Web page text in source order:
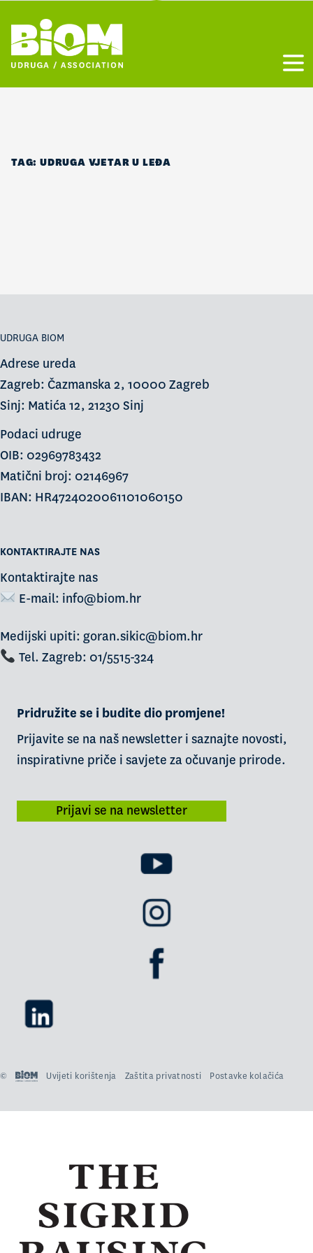
TAG: UDRUGA VJETAR U LEĐA
UDRUGA BIOM
Adrese ureda
Zagreb: Čazmanska 2, 10000 Zagreb
Sinj: Matića 12, 21230 Sinj
Podaci udruge
OIB: 02969783432
Matični broj: 02146967
IBAN: HR4724020061101060150
KONTAKTIRAJTE NAS
Kontaktirajte nas
E-mail: info@biom.hr
Medijski upiti: goran.sikic@biom.hr
Tel. Zagreb: 01/5515-324
Pridružite se i budite dio promjene!
Prijavite se na naš newsletter i saznajte novosti,
inspirativne priče i savjete za očuvanje prirode.
Prijavi se na newsletter
© Uvijeti korištenja Zaštita privatnosti Postavke kolačića